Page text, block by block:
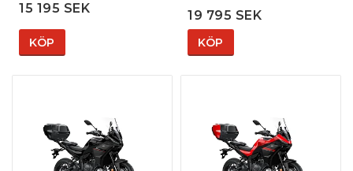
15 195 SEK
KÖP
19 795 SEK
KÖP